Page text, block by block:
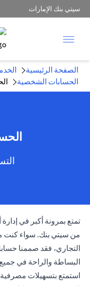
سيتي بنك الإمارات
الصفحة الرئيسية
الحسابات الشخصية
تمتع بمرونة أكبر في
من سيتي بنك. سواء كنت
التجاري، فقد صممنا
البساطة والراحة في جميع
استمتع بتسهيلات